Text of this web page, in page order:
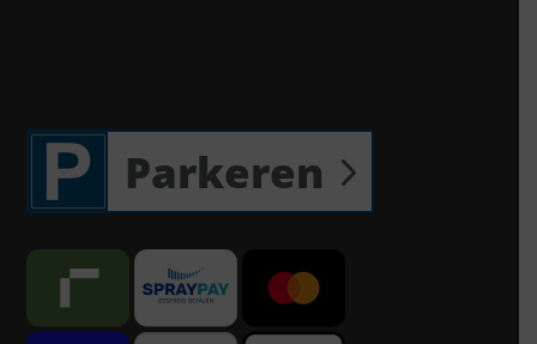
Parkeren